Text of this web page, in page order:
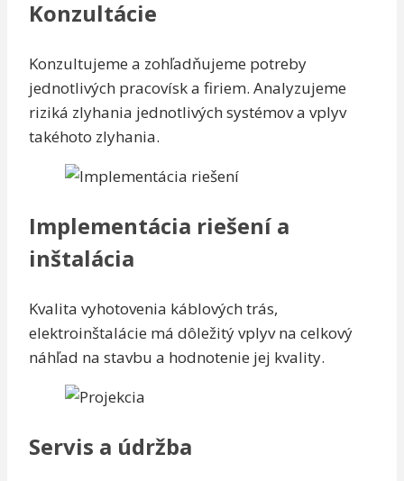
Konzultácie
Konzultujeme a zohľadňujeme potreby
jednotlivých pracovísk a firiem. Analyzujeme
riziká zlyhania jednotlivých systémov a vplyv
takéhoto zlyhania.
Implementácia riešení a
inštalácia
Kvalita vyhotovenia káblových trás,
elektroinštalácie má dôležitý vplyv na celkový
náhľad na stavbu a hodnotenie jej kvality.
Servis a údržba